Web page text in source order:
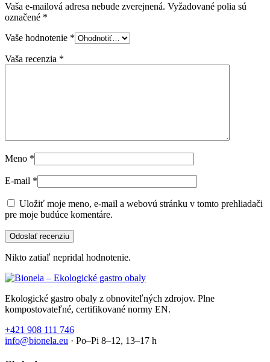
Vaša e-mailová adresa nebude zverejnená. Vyžadované polia sú
označené *
Vaše hodnotenie *
Vaša recenzia *
Meno *
E-mail *
Uložiť moje meno, e-mail a webovú stránku v tomto prehliadači
pre moje budúce komentáre.
Nikto zatiaľ nepridal hodnotenie.
Ekologické gastro obaly z obnoviteľných zdrojov. Plne
kompostovateľné, certifikované normy EN.
+421 908 111 746
info@bionela.eu · Po–Pi 8–12, 13–17 h